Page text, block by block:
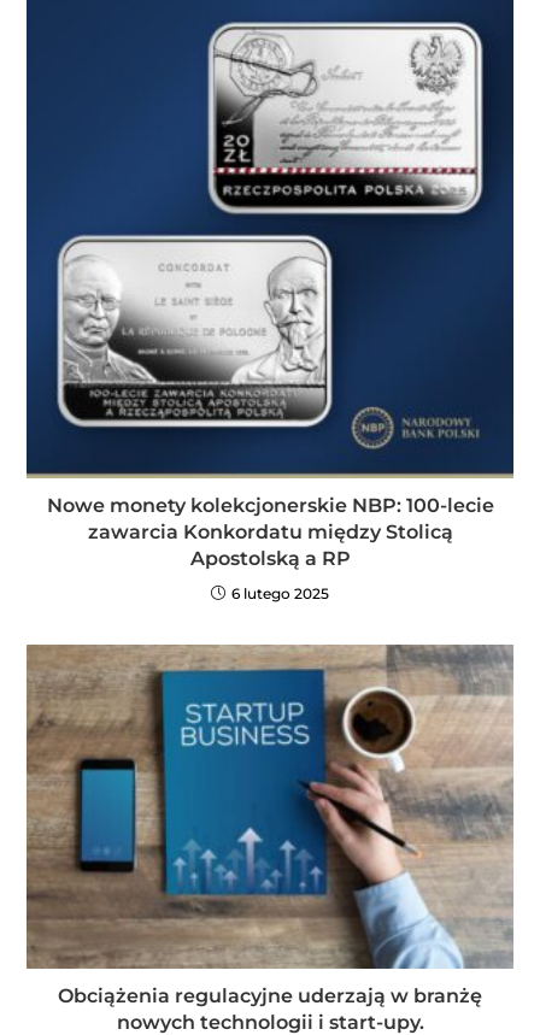
Nowe monety kolekcjonerskie NBP: 100-lecie
zawarcia Konkordatu między Stolicą
Apostolską a RP
6 lutego 2025
Obciążenia regulacyjne uderzają w branżę
nowych technologii i start-upy.